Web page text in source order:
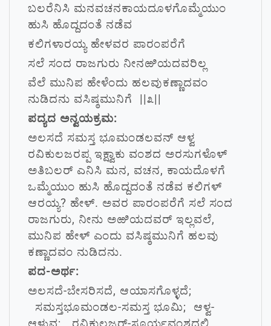
ಬಲರೆನಿಸಿ ಮನವಚನಕಾಯದೂಳಗೊಮ್ಮೆಯುಂ
ಹುಸಿ ಹೊದ್ದದಂತೆ ನಡೆವ
ಕಲಿಗಳಾರಯ್ಯ ಹೇಳವರ ಪಾರಂಪರೆಗೆ
ಸಲೆ ಸಂದ ರಾಜಗುರು ನೀನಱಿಯದವರಿಲ್ಲ
ವೆಲೆ ಮುನಿಪ ಹೇಳೆಂದು ಹಲವುಕಣ್ಣಾದವಂ
ನುಡಿದನು ವಸಿಷ್ಠಮುನಿಗೆ ||೩||
ಪದ್ಯದ ಅನ್ವಯಕ್ರಮ:
ಅಲಸದೆ ಸಮಸ್ತ ಭೂಮಂಡಲವನ್ ಆಳ್ವ
ರವಿಕುಲಜರಪ್ಪ ಇಕ್ಷ್ವಾಕು ವಂಶದ ಅರಸುಗಳೊಳ್
ಅತಿಬಲರ್ ಎನಿಸಿ ಮನ, ವಚನ, ಕಾಯದೊಳಗೆ
ಒಮ್ಮೆಯುಂ ಹುಸಿ ಹೊದ್ದದಂತೆ ನಡೆವ ಕಲಿಗಳ್
ಆರಯ್ಯ? ಹೇಳ್. ಅವರ ಪಾರಂಪರೆಗೆ ಸಲೆ ಸಂದ
ರಾಜಗುರು, ನೀನು ಅಱಿಯದವರ್ ಇಲ್ಲವಲೆ,
ಮುನಿಪ ಹೇಳ್ ಎಂದು ವಸಿಷ್ಠಮುನಿಗೆ ಹಲವು
ಕಣ್ಣಾದವಂ ನುಡಿದನು.
ಪದ-ಅರ್ಥ:
ಅಲಸದೆ-ಬೇಸರಿಸದೆ, ಆಯಾಸಗೊಳ್ಳದೆ;
ಸಮಸ್ತಭೂಮಂಡಲ-ಸಮಸ್ತ ಭೂಮಿ; ಆಳ್ವ-